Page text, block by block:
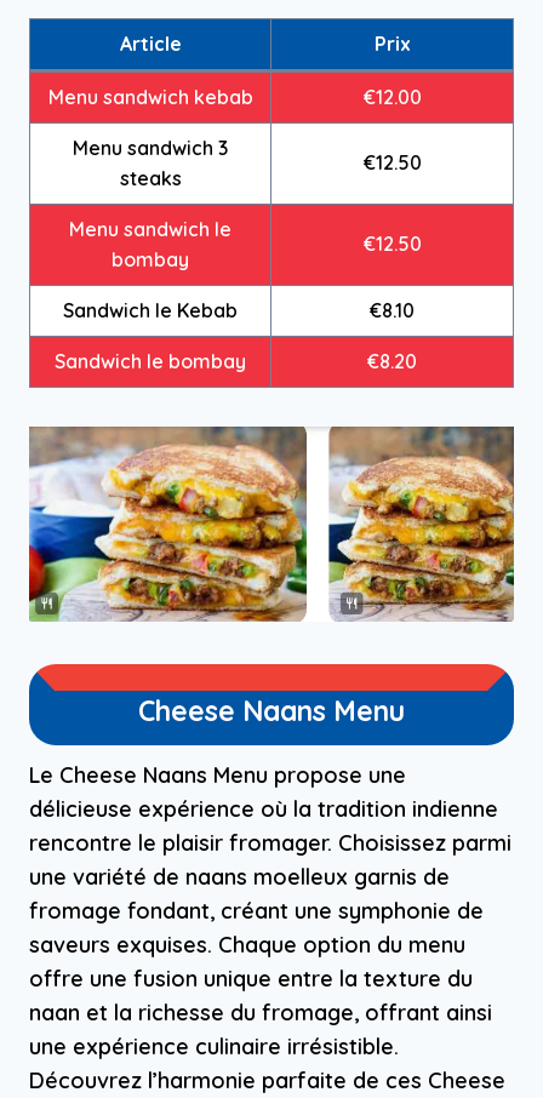
Article Prix
Menu sandwich kebab €12.00
Menu sandwich 3
steaks
€12.50
Menu sandwich le
bombay
€12.50
Sandwich le Kebab €8.10
Sandwich le bombay €8.20
Cheese Naans Menu
Le Cheese Naans Menu propose une
délicieuse expérience où la tradition indienne
rencontre le plaisir fromager. Choisissez parmi
une variété de naans moelleux garnis de
fromage fondant, créant une symphonie de
saveurs exquises. Chaque option du menu
offre une fusion unique entre la texture du
naan et la richesse du fromage, offrant ainsi
une expérience culinaire irrésistible.
Découvrez l’harmonie parfaite de ces Cheese